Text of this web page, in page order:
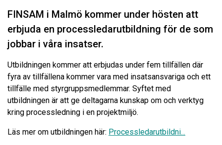
FINSAM i Malmö kommer under hösten att
erbjuda en processledarutbildning för de som
jobbar i våra insatser.
Utbildningen kommer att erbjudas under fem tillfällen där
fyra av tillfällena kommer vara med insatsansvariga och ett
tillfälle med styrgruppsmedlemmar. Syftet med
utbildningen är att ge deltagarna kunskap om och verktyg
kring processledning i en projektmiljö.
Läs mer om utbildningen här: Processledarutbildni...